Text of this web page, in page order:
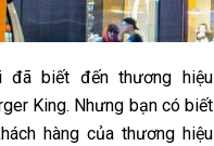
đã biết đến thương hiệu
King. Nhưng bạn có biết
hàng của thương hiệu